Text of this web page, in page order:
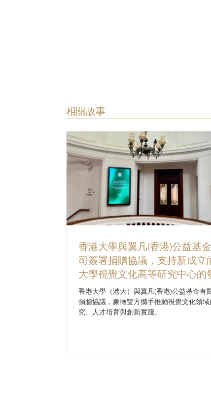
​相關故事
香港大學與翼凡(香港)公益基金
司簽署捐贈協議，支持新成立
大學視覺文化高等研究中心的
研究
香港大學（港大）與翼凡(香港)公益基金有
捐贈協議，象徵雙方攜手推動視覺文化領域
究、人才培育與創新實踐。